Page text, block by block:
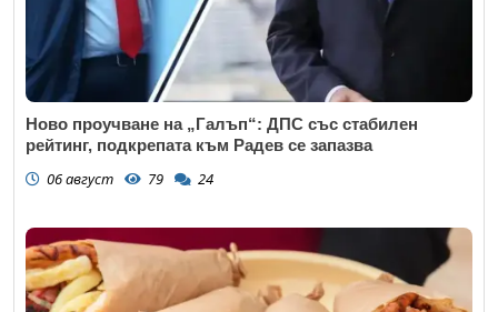
Откажи
Ново проучване на „Галъп“: ДПС със стабилен
рейтинг, подкрепата към Радев се запазва
06 август 79 24